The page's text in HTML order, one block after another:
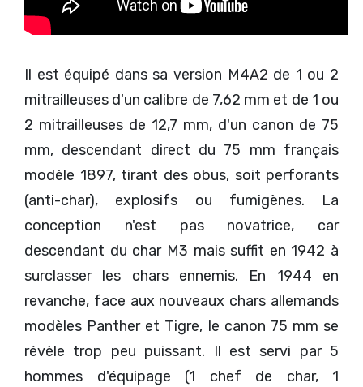
Il est équipé dans sa version M4A2 de 1 ou 2
mitrailleuses d'un calibre de 7,62 mm et de 1 ou
2 mitrailleuses de 12,7 mm, d'un canon de 75
mm, descendant direct du 75 mm français
modèle 1897, tirant des obus, soit perforants
(anti-char), explosifs ou fumigènes. La
conception n'est pas novatrice, car
descendant du char M3 mais suffit en 1942 à
surclasser les chars ennemis. En 1944 en
revanche, face aux nouveaux chars allemands
modèles Panther et Tigre, le canon 75 mm se
révèle trop peu puissant. Il est servi par 5
hommes d'équipage (1 chef de char, 1